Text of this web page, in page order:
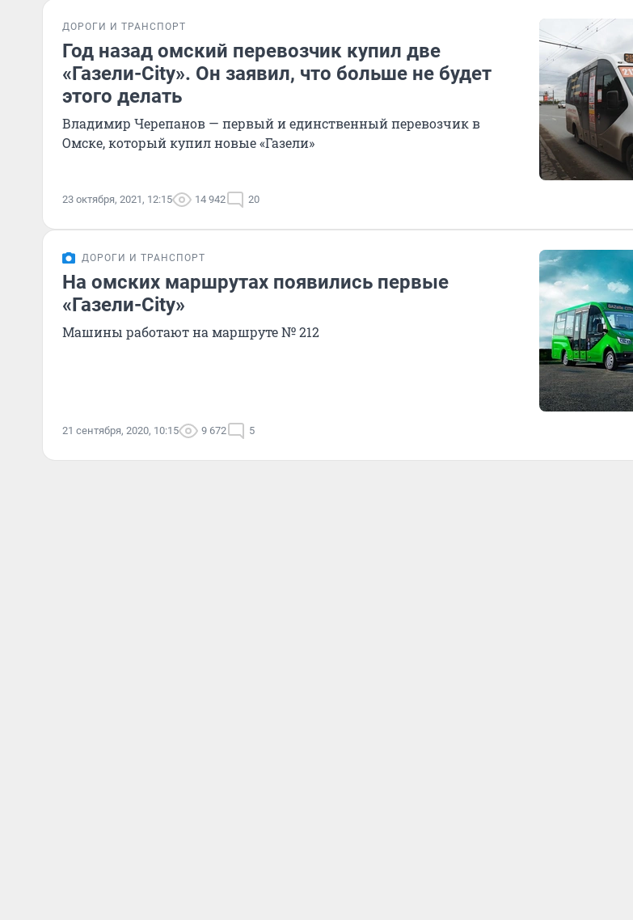
ДОРОГИ И ТРАНСПОРТ
Год назад омский перевозчик купил две
«Газели-City». Он заявил, что больше не будет
этого делать
Владимир Черепанов — первый и единственный перевозчик в
Омске, который купил новые «Газели»
23 октября, 2021, 12:15 14 942 20
ДОРОГИ И ТРАНСПОРТ
На омских маршрутах появились первые
«Газели-City»
Машины работают на маршруте № 212
21 сентября, 2020, 10:15 9 672 5